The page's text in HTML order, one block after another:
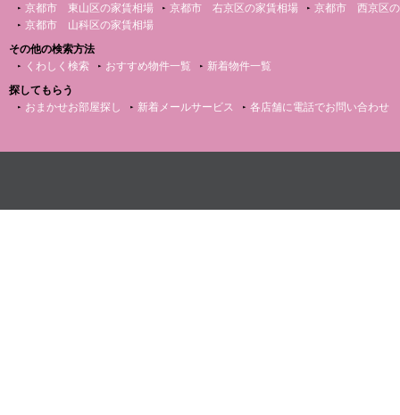
京都市 東山区の家賃相場
京都市 右京区の家賃相場
京都市 西京区
京都市 山科区の家賃相場
その他の検索方法
くわしく検索
おすすめ物件一覧
新着物件一覧
探してもらう
おまかせお部屋探し
新着メールサービス 各店舗に電話でお問い合わせ